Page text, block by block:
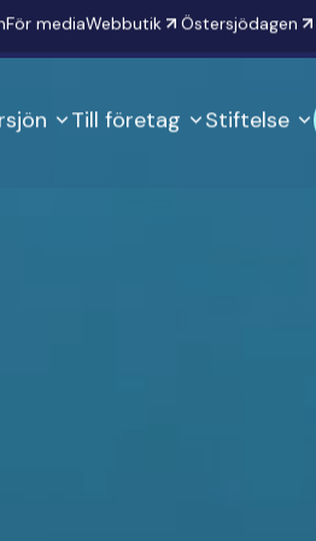
För mediaWebbutik Östersjödagen
Till företag Stiftelse